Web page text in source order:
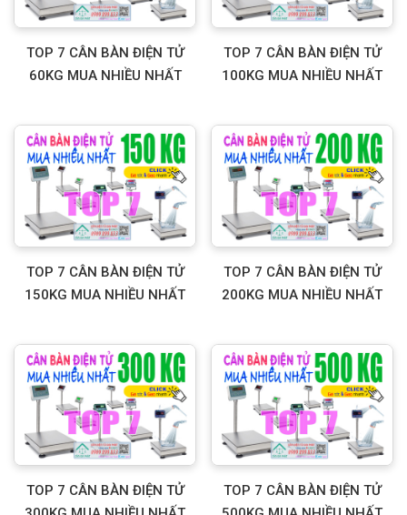
TOP 7 CÂN BÀN ĐIỆN TỬ
60KG MUA NHIỀU NHẤT
TOP 7 CÂN BÀN ĐIỆN TỬ
100KG MUA NHIỀU NHẤT
TOP 7 CÂN BÀN ĐIỆN TỬ
150KG MUA NHIỀU NHẤT
TOP 7 CÂN BÀN ĐIỆN TỬ
200KG MUA NHIỀU NHẤT
TOP 7 CÂN BÀN ĐIỆN TỬ
TOP 7 CÂN BÀN ĐIỆN TỬ